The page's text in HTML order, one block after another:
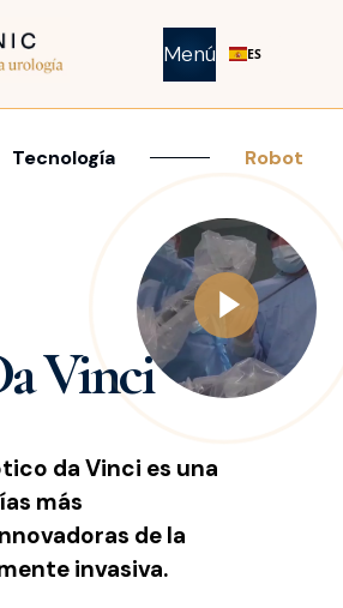
Menú ES
Tecnología
Robot
Vinci
da Vinci es una
más
de la
invasiva.